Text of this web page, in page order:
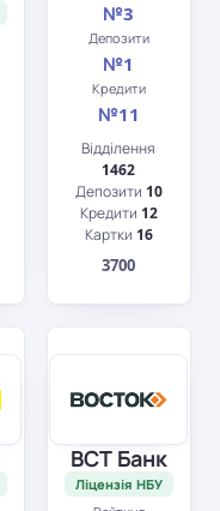
№3
Депозити
№1
Кредити
№11
Відділення
1462
Депозити 10
Кредити 12
Картки 16
3700
ВСТ Банк
Ліцензія НБУ